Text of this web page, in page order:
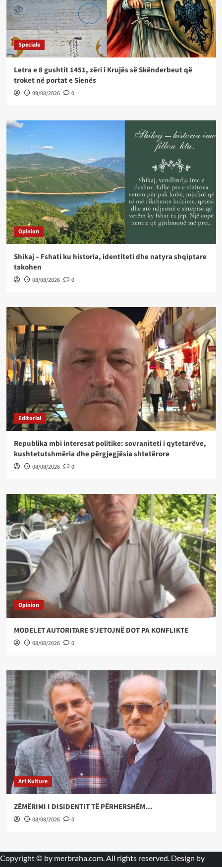
Speciale
Letra e 8 gushtit 1451, zëri i Krujës së Skënderbeut që
troket në portat e Sienës
09/08/2026 0
Opinion
Shikaj – Fshati ku historia, identiteti dhe natyra shqiptare
takohen
08/08/2026 0
Editorial
Republika mbi interesat politike: sovraniteti i qytetarëve,
kushtetutshmëria dhe përgjegjësia shtetërore
08/08/2026 0
Opinion
MODELET AUTORITARE S’JETOJNË DOT PA KONFLIKTE
08/08/2026 0
Art Kulture
ZËMËRIMI I DISIDENTIT TË PËRHERSHËM…
08/08/2026 0
Copyright © by merbraha.com . All rights reserved. Design by